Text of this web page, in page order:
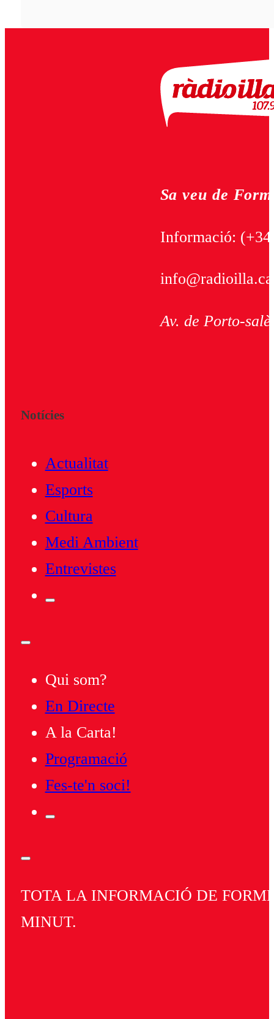
Sa veu de
Informació:
Av. de Porto-
Notícies
Actualitat
Esports
Cultura
Medi Ambient
Entrevistes
Qui som?
En Directe
A la Carta!
Programació
Fes-te'n soci!
TOTA LA INFORMACIÓ DE
MINUT.